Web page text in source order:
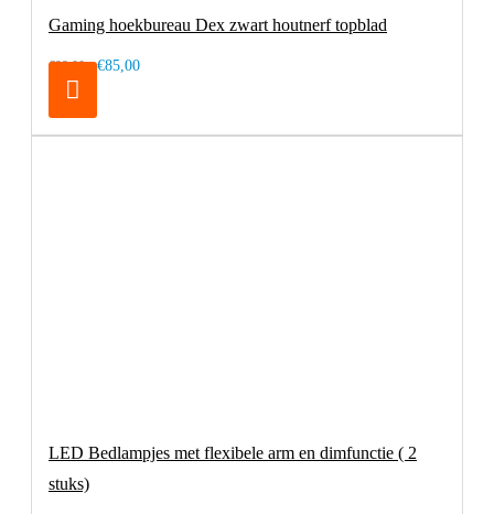
Gaming hoekbureau Dex zwart houtnerf topblad
€99,00 €85,00
LED Bedlampjes met flexibele arm en dimfunctie ( 2
stuks)